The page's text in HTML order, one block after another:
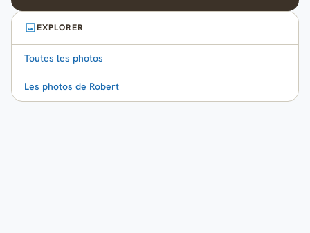
EXPLORER
Toutes les photos
Les photos de Robert